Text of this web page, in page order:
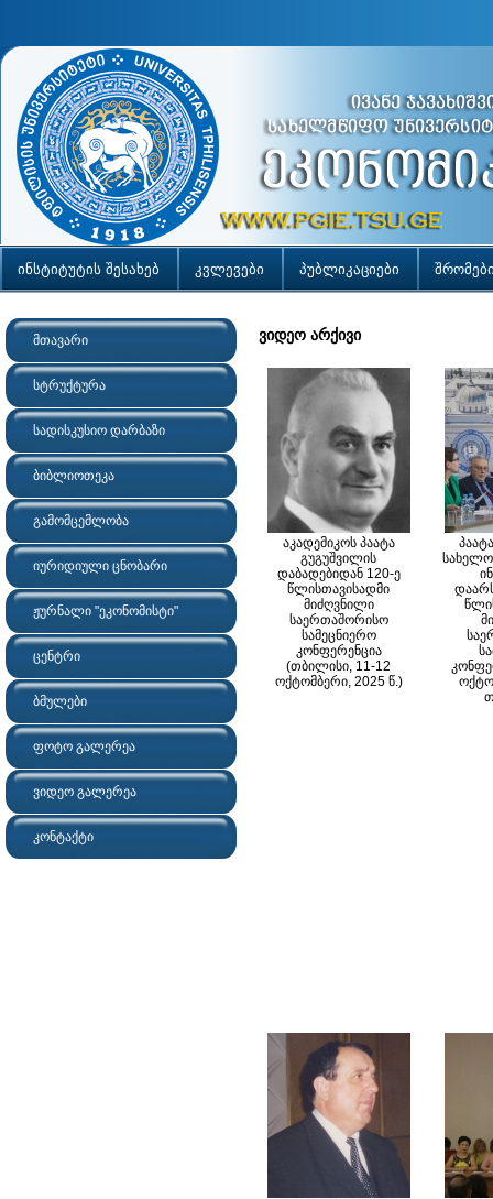
ინსტიტუტის შესახებ კვლევები პუბლიკაციები
მთავარი
სტრუქტურა
სადისკუსიო დარბაზი
ბიბლიოთეკა
გამომცემლობა
იურიდიული ცნობარი
ჟურნალი "ეკონომისტი"
ცენტრი
ბმულები
ფოტო გალერეა
ვიდეო გალერეა
კონტაქტი
ვიდეო არქივი
აკადემიკოს პაატა
გუგუშვილის
დაბადებიდან 120-ე
წლისთავისადმი
მიძღვნილი
საერთაშორისო
სამეცნიერო
კონფერენცია
(თბილისი, 11-12
ოქტომბერი, 2025 წ.)